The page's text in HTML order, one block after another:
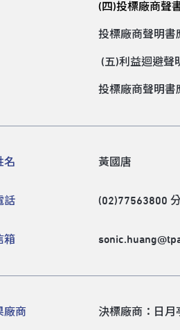
(四)投標廠商聲
投標廠商聲明書
(五)利益迴避聲
投標廠商聲明書
名 黃國唐
話 (02)77563800
箱
廠商 決標廠商：日月